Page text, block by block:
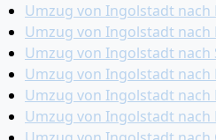
Umzug von Ingolstadt nach
Umzug von Ingolstadt nach
Umzug von Ingolstadt nach
Umzug von Ingolstadt nach
Umzug von Ingolstadt nach
Umzug von Ingolstadt